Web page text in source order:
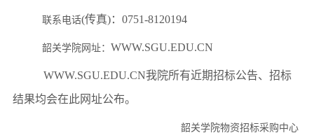
联系电话(传真)：0751-8120194
韶关学院网址：WWW.SGU.EDU.CN
WWW.SGU.EDU.CN我院所有近期招标公告、招标
结果均会在此网址公布。
韶关学院物资招标采购中心